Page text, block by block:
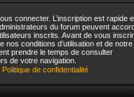
connecter. L’inscription est rapide
du forum peuvent
inscrits. Avant de vous
conditions d’utilisation et de notre
prendre le temps de consulter
de votre navigation.
Politique de confidentialité